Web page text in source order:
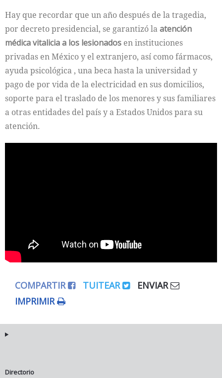
Hay que recordar que un año después de la tragedia,
por decreto presidencial, se garantizó laatención
médica vitalicia a los lesionados en instituciones
privadas en México y el extranjero, así como fármacos,
ayuda psicológica , una beca hasta la universidad y
pago de por vida de la electricidad en sus domicilios,
soporte para el traslado de los menores y sus familiares
a otras entidades del país y a Estados Unidos para su
atención.
COMPARTIR TUITEAR
ENVIAR
IMPRIMIR
Directorio